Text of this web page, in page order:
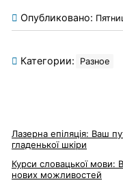
Опубликовано:
Категории: Разное
Лазерна епіляція: Ваш
гладенької шкіри
Курси словацької мови:
нових можливостей